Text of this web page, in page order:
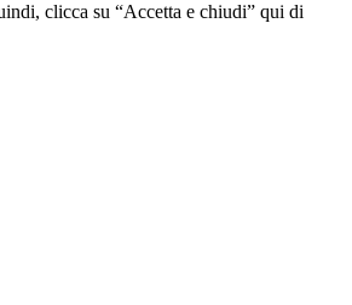
clicca su “Accetta e chiudi” qui di